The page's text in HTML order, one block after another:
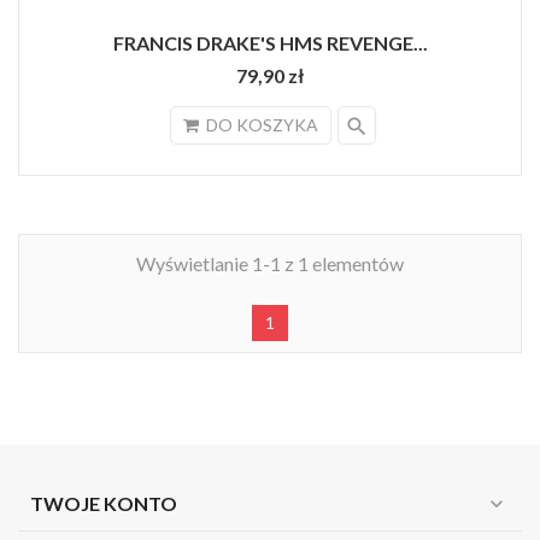
FRANCIS DRAKE'S HMS REVENGE...
79,90 zł
DO KOSZYKA search
Wyświetlanie 1-1 z 1 elementów
1
TWOJE KONTO expand_more